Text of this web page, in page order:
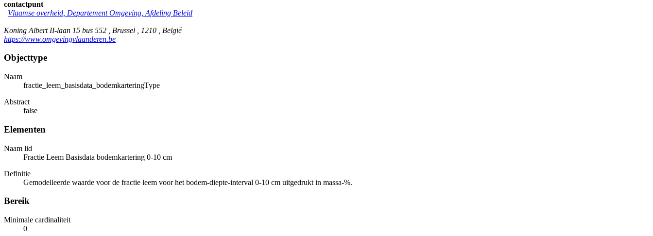
contactpunt
Vlaamse overheid, Departement Omgeving, Afdeling Beleid
Koning Albert II-laan 15 bus 552 , Brussel , 1210 , België
https://www.omgevingvlaanderen.be
Objecttype
Naam
fractie_leem_basisdata_bodemkarteringType
Abstract
false
Elementen
Naam lid
Fractie Leem Basisdata bodemkartering 0-10 cm
Definitie
Gemodelleerde waarde voor de fractie leem voor het bodem-diepte-interval 0-10 cm uitgedrukt in massa-%.
Bereik
Minimale cardinaliteit
0